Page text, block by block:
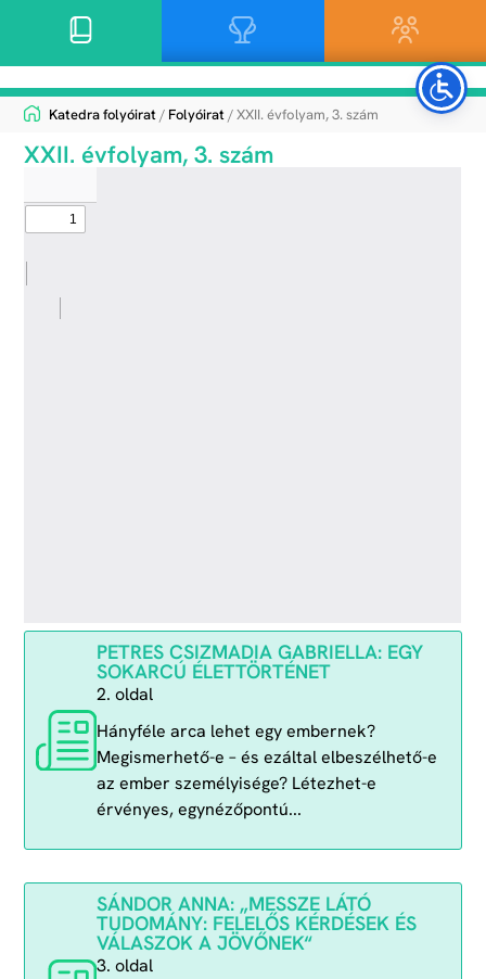
Katedra folyóirat/ Folyóirat/ XXII. évfolyam, 3. szám
XXII. évfolyam, 3. szám
PETRES CSIZMADIA GABRIELLA: EGY
SOKARCÚ ÉLETTÖRTÉNET
2. oldal
Hányféle arca lehet egy embernek?
Megismerhető-e – és ezáltal elbeszélhető-e
az ember személyisége? Létezhet-e
érvényes, egynézőpontú...
SÁNDOR ANNA: „MESSZE LÁTÓ
TUDOMÁNY: FELELŐS KÉRDÉSEK ÉS
VÁLASZOK A JÖVŐNEK“
3. oldal